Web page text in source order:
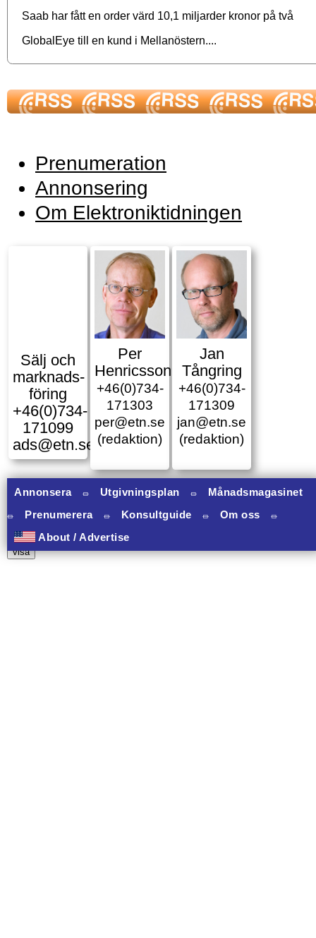
Saab har fått en order värd 10,1 miljarder kronor på två
GlobalEye till en kund i Mellanöstern....
Prenumeration
Annonsering
Om Elektroniktidningen
Sälj och
marknads­
föring
+46(0)734-
171099
ads@etn.se
Per
Henricsson
+46(0)734-
171303
per@etn.se
(redaktion)
Jan
Tångring
+46(0)734-
171309
jan@etn.se
(redaktion)
Annonsera ⏛ Utgivningsplan ⏛
Månadsmagasinet
⏛
Prenumerera ⏛ Konsultguide ⏛ Om oss
⏛
About / Advertise
10 banners varav 10 har onclick.